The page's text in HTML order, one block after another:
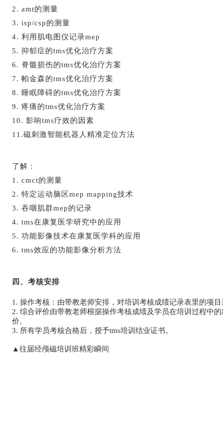
2. amt的测量
3. isp/csp的测量
4. 利用肌电图仪记录mep
5. 抑郁症的tms优化治疗方案
6. 脊髓损伤的tms优化治疗方案
7. 帕金森的tms优化治疗方案
8. 睡眠障碍的tms优化治疗方案
9. 疼痛的tms优化治疗方案
10. 影响tms疗效的因素
11.磁刺激智能机器人精准定位方法
了解：
1. cmct的测量
2. 特定运动脑区mep mapping技术
3. 吞咽肌群mep的记录
4. tms在康复医学研究中的应用
5. 功能影像技术在康复医学科的应用
6. tms效应的功能影像分析方法
四、 考核安排
1. 操作考核： 由带教老师安排，对培训考核成绩记录表里的项
2. 综合评价由带教老师根据操作考核成绩及学员在培训过程中
价。
3. 所有学员考核合格后，授予tms培训结业证书。
▲往届经颅磁培训班精彩瞬间